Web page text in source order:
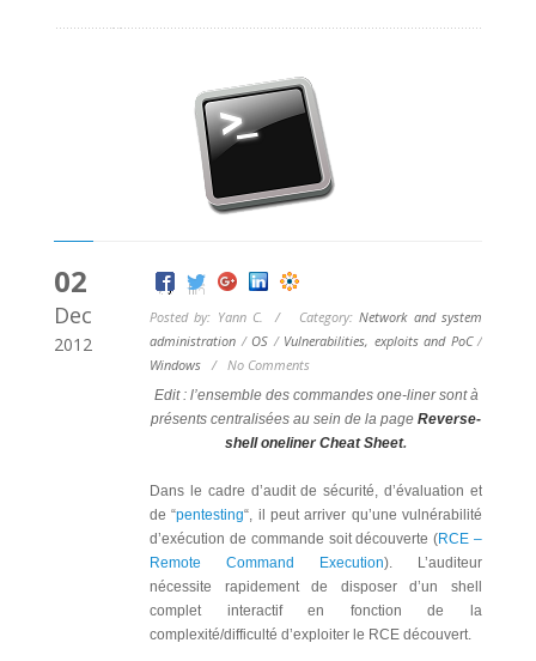
02
Dec
2012
Posted by: Yann C. / Category:Network and system
administration / OS / Vulnerabilities, exploits and PoC/
Windows / No Comments
Edit : l’ensemble des commandes one-liner sont à
présents centralisées au sein de la page Reverse-
shell oneliner Cheat Sheet.
Dans le cadre d’audit de sécurité, d’évaluation et
de “pentesting“, il peut arriver qu’une vulnérabilité
d’exécution de commande soit découverte (RCE –
Remote Command Execution). L’auditeur
nécessite rapidement de disposer d’un shell
complet interactif en fonction de la
complexité/difficulté d’exploiter le RCE découvert.